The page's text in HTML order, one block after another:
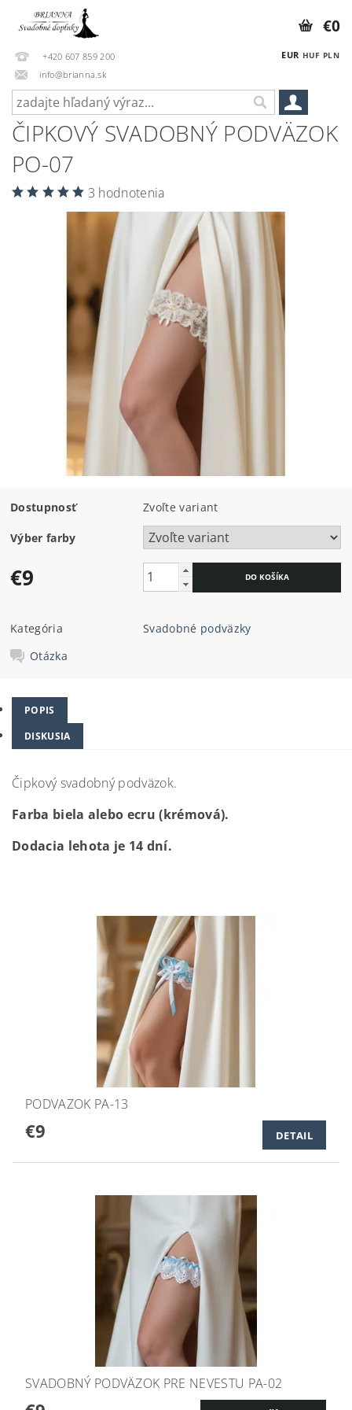
+420 607 859 200
info@brianna.sk
EUR HUF PLN
€0
ČIPKOVÝ SVADOBNÝ PODVÄZOK
PO-07
3 hodnotenia
Dostupnosť Zvoľte variant
Výber farby
€9
Kategória
Svadobné podväzky
Otázka
POPIS
DISKUSIA
Čipkový svadobný podväzok.
Farba biela alebo ecru (krémová).
Dodacia lehota je 14 dní.
PODVAZOK PA-13
€9 DETAIL
SVADOBNÝ PODVÄZOK PRE NEVESTU PA-02